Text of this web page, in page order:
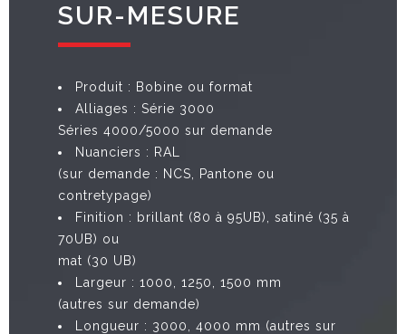
SUR-MESURE
Produit : Bobine ou format
Alliages : Série 3000
Séries 4000/5000 sur demande
Nuanciers : RAL
(sur demande : NCS, Pantone ou
contretypage)
Finition : brillant (80 à 95UB), satiné (35 à
70UB) ou
mat (30 UB)
Largeur : 1000, 1250, 1500 mm
(autres sur demande)
Longueur : 3000, 4000 mm (autres sur